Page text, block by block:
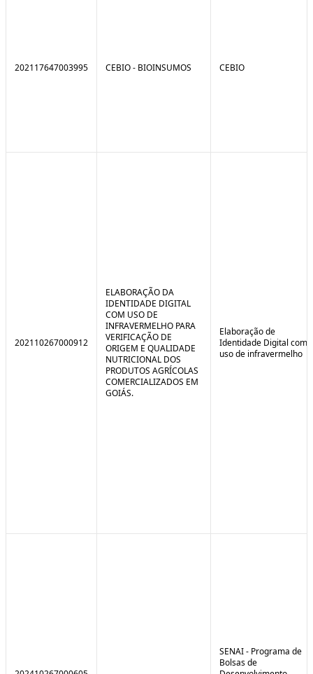
202117647003995 CEBIO - BIOINSUMOS CEBIO
202110267000912
ELABORAÇÃO DA
IDENTIDADE DIGITAL
COM USO DE
INFRAVERMELHO PARA
VERIFICAÇÃO DE
ORIGEM E QUALIDADE
NUTRICIONAL DOS
PRODUTOS AGRÍCOLAS
COMERCIALIZADOS EM
GOIÁS.
Elaboração de
Identidade Digital com
uso de infravermelho
SENAI - Programa de
Bolsas de